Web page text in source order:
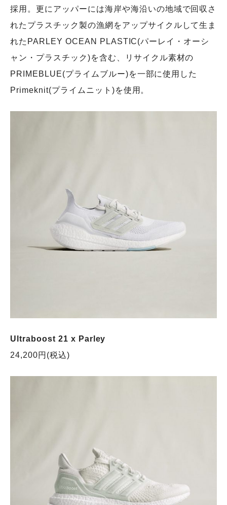
採用。更にアッパーには海岸や海沿いの地域で回収さ
れたプラスチック製の漁網をアップサイクルして生ま
れたPARLEY OCEAN PLASTIC(パーレイ・オーシ
ャン・プラスチック)を含む、リサイクル素材の
PRIMEBLUE(プライムブルー)を一部に使用した
Primeknit(プライムニット)を使用。
Ultraboost 21 x Parley
24,200円(税込)